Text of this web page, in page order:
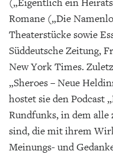
Romane („Die
Theaterstücke sowie
Süddeutsche Zeitung,
New York Times.
„Sheroes – Neue
hostet sie den Podcast
Rundfunks, in dem alle
sind, die mit ihrem
Meinungs- und